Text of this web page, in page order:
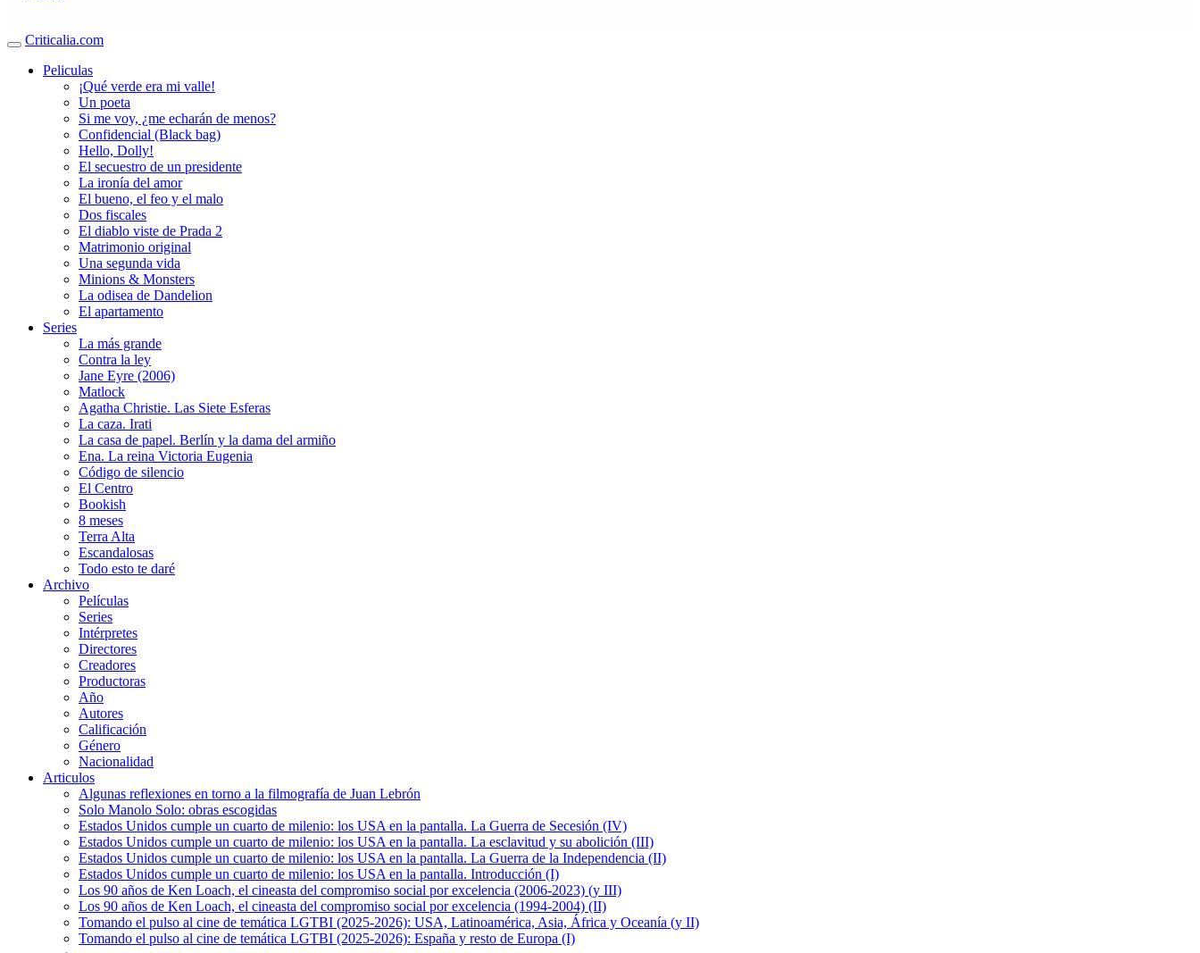
Criticalia.com
Peliculas
¡Qué verde era mi valle!
Un poeta
Si me voy, ¿me echarán de menos?
Confidencial (Black bag)
Hello, Dolly!
El secuestro de un presidente
La ironía del amor
El bueno, el feo y el malo
Dos fiscales
El diablo viste de Prada 2
Matrimonio original
Una segunda vida
Minions & Monsters
La odisea de Dandelion
El apartamento
Series
La más grande
Contra la ley
Jane Eyre (2006)
Matlock
Agatha Christie. Las Siete Esferas
La caza. Irati
La casa de papel. Berlín y la dama del armiño
Ena. La reina Victoria Eugenia
Código de silencio
El Centro
Bookish
8 meses
Terra Alta
Escandalosas
Todo esto te daré
Archivo
Películas
Series
Intérpretes
Directores
Creadores
Productoras
Año
Autores
Calificación
Género
Nacionalidad
Articulos
Algunas reflexiones en torno a la filmografía de Juan Lebrón
Solo Manolo Solo: obras escogidas
Estados Unidos cumple un cuarto de milenio: los USA en la pantalla. La Guerra de Secesión (IV)
Estados Unidos cumple un cuarto de milenio: los USA en la pantalla. La esclavitud y su abolición (III)
Estados Unidos cumple un cuarto de milenio: los USA en la pantalla. La Guerra de la Independencia (II)
Estados Unidos cumple un cuarto de milenio: los USA en la pantalla. Introducción (I)
Los 90 años de Ken Loach, el cineasta del compromiso social por excelencia (2006-2023) (y III)
Los 90 años de Ken Loach, el cineasta del compromiso social por excelencia (1994-2004) (II)
Tomando el pulso al cine de temática LGTBI (2025-2026): USA, Latinoamérica, Asia, África y Oceanía (y II)
Tomando el pulso al cine de temática LGTBI (2025-2026): España y resto de Europa (I)